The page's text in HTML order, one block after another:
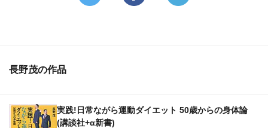
長野茂の作品
実践!日常ながら運動ダイエット 50歳からの身体論
(講談社+α新書)